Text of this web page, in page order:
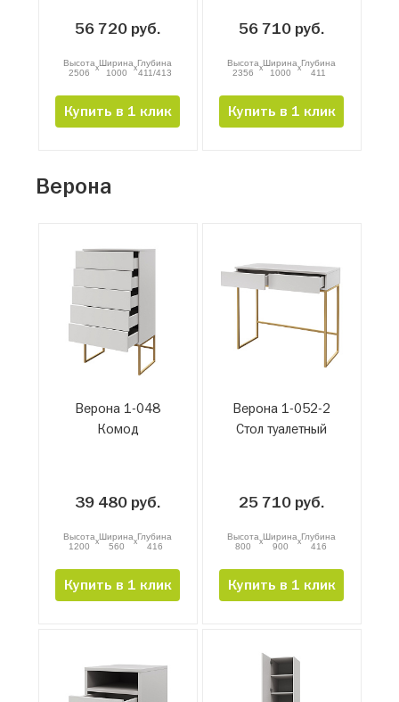
56 720 руб.
Высота
2506
xШирина
1000
xГлубина
411/413
Купить в 1 клик
56 710 руб.
Высота
2356
xШирина
1000
xГлубина
411
Купить в 1 клик
Верона
Верона 1-048
Комод
39 480 руб.
Высота
1200
xШирина
560
xГлубина
416
Купить в 1 клик
Верона 1-052-2
Стол туалетный
25 710 руб.
Высота
800
xШирина
900
xГлубина
416
Купить в 1 клик